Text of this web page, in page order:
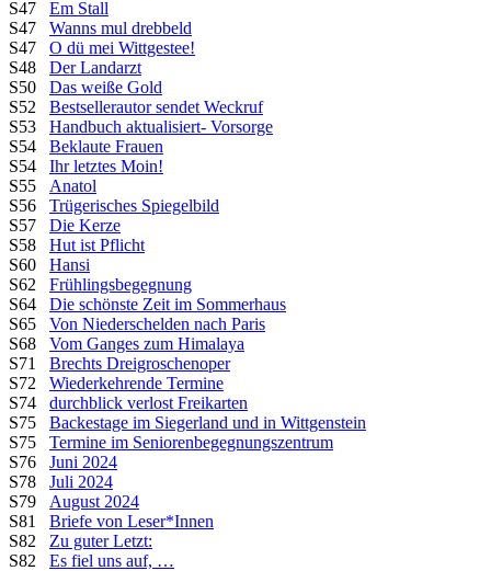
S47 Em Stall
S47 Wanns mul drebbeld
S47 O dü mei Wittgestee!
S48 Der Landarzt
S50 Das weiße Gold
S52 Bestsellerautor sendet Weckruf
S53 Handbuch aktualisiert- Vorsorge
S54 Beklaute Frauen
S54 Ihr letztes Moin!
S55 Anatol
S56 Trügerisches Spiegelbild
S57 Die Kerze
S58 Hut ist Pflicht
S60 Hansi
S62 Frühlingsbegegnung
S64 Die schönste Zeit im Sommerhaus
S65 Von Niederschelden nach Paris
S68 Vom Ganges zum Himalaya
S71 Brechts Dreigroschenoper
S72 Wiederkehrende Termine
S74 durchblick verlost Freikarten
S75 Backestage im Siegerland und in Wittgenstein
S75 Termine im Seniorenbegegnungszentrum
S76 Juni 2024
S78 Juli 2024
S79 August 2024
S81 Briefe von Leser*Innen
S82 Zu guter Letzt:
S82 Es fiel uns auf, …